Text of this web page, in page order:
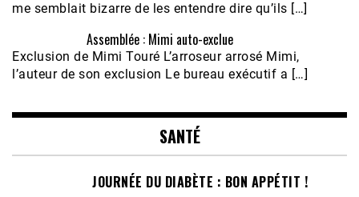
me semblait bizarre de les entendre dire qu’ils […]
Assemblée : Mimi auto-exclue
Exclusion de Mimi Touré L’arroseur arrosé Mimi,
l’auteur de son exclusion Le bureau exécutif a […]
SANTÉ
JOURNÉE DU DIABÈTE : BON APPÉTIT !